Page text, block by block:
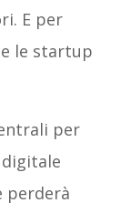
E per
le startup
per
perderà